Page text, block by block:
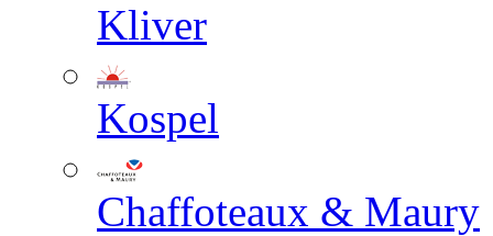
Kliver
Kospel
Chaffoteaux & Maury